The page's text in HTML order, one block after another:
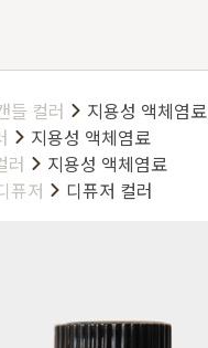
들 컬러
지용성 액체염료
지용성 액체염료
러
지용성 액체염료
퓨저 디퓨저 컬러